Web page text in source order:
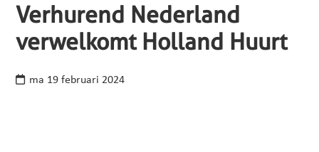
Verhurend Nederland
verwelkomt Holland Huurt
ma 19 februari 2024